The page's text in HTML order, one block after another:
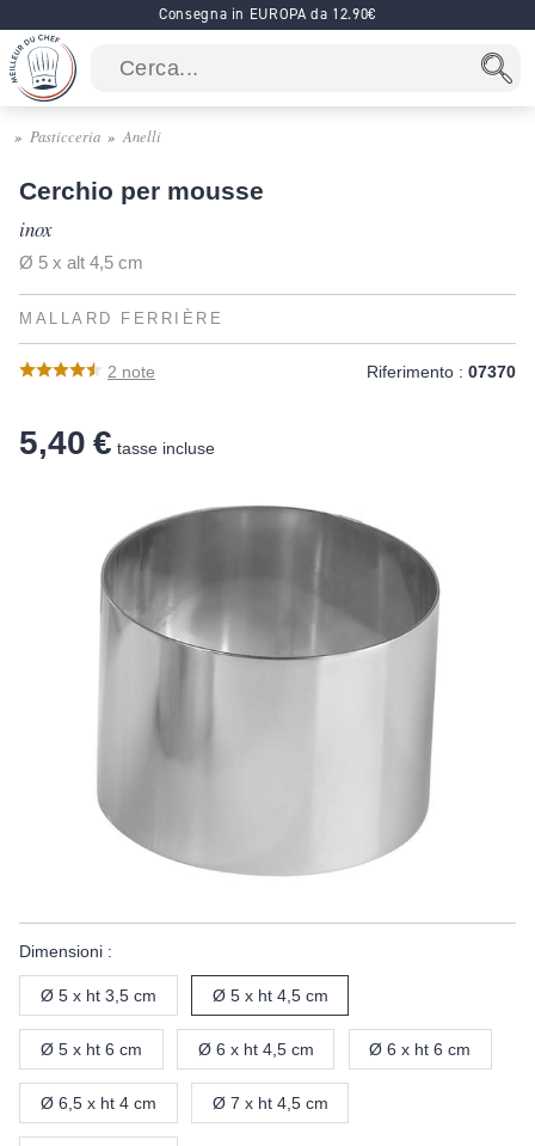
Consegna in EUROPA da 12.90€
Pasticceria Anelli
Cerchio per mousse
inox
Ø 5 x alt 4,5 cm
MALLARD FERRIÈRE
2 note Riferimento : 07370
5,40 € tasse incluse
Dimensioni :
Ø 5 x ht 3,5 cm Ø 5 x ht 4,5 cm
Ø 5 x ht 6 cm Ø 6 x ht 4,5 cm Ø 6 x ht 6 cm
Ø 6,5 x ht 4 cm Ø 7 x ht 4,5 cm